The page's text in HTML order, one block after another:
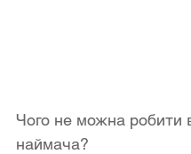
Чого не можна робити
наймача?